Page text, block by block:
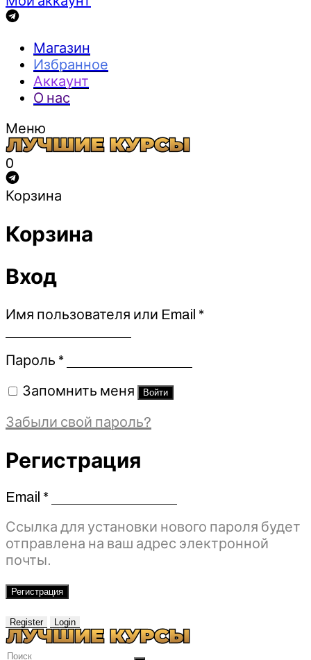
Магазин
Избранное
Аккаунт
О нас
Меню
0
Корзина
Корзина
Вход
Имя пользователя или Email *Обязательно
Пароль *Обязательно
Запомнить меня Войти
Забыли свой пароль?
Регистрация
Email *Обязательно
Ссылка для установки нового пароля будет
отправлена ​​на ваш адрес электронной
почты.
Регистрация
Register Login